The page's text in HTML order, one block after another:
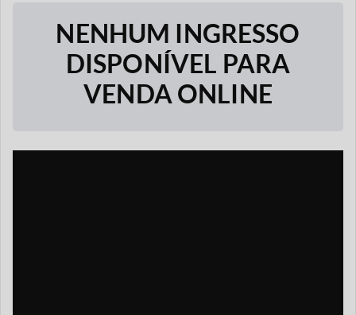
NENHUM INGRESSO
DISPONÍVEL PARA
VENDA ONLINE